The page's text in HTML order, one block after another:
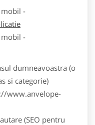
-
-
dumneavoastra (o
si categorie)
www.anvelope-
(SEO pentru